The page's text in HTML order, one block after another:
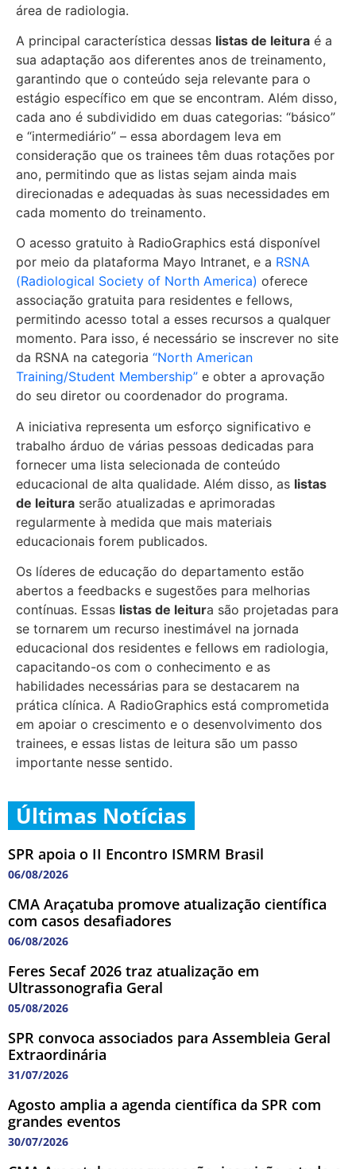
área de radiologia.
A principal característica dessas listas de leitura é a
sua adaptação aos diferentes anos de treinamento,
garantindo que o conteúdo seja relevante para o
estágio específico em que se encontram. Além disso,
cada ano é subdividido em duas categorias: “básico”
e “intermediário” – essa abordagem leva em
consideração que os trainees têm duas rotações por
ano, permitindo que as listas sejam ainda mais
direcionadas e adequadas às suas necessidades em
cada momento do treinamento.
O acesso gratuito à RadioGraphics está disponível
por meio da plataforma Mayo Intranet, e a RSNA
(Radiological Society of North America) oferece
associação gratuita para residentes e fellows,
permitindo acesso total a esses recursos a qualquer
momento. Para isso, é necessário se inscrever no site
da RSNA na categoria “North American
Training/Student Membership” e obter a aprovação
do seu diretor ou coordenador do programa.
A iniciativa representa um esforço significativo e
trabalho árduo de várias pessoas dedicadas para
fornecer uma lista selecionada de conteúdo
educacional de alta qualidade. Além disso, as listas
de leitura serão atualizadas e aprimoradas
regularmente à medida que mais materiais
educacionais forem publicados.
Os líderes de educação do departamento estão
abertos a feedbacks e sugestões para melhorias
contínuas. Essas listas de leitura são projetadas para
se tornarem um recurso inestimável na jornada
educacional dos residentes e fellows em radiologia,
capacitando-os com o conhecimento e as
habilidades necessárias para se destacarem na
prática clínica. A RadioGraphics está comprometida
em apoiar o crescimento e o desenvolvimento dos
trainees, e essas listas de leitura são um passo
importante nesse sentido.
Últimas Notícias
SPR apoia o II Encontro ISMRM Brasil
06/08/2026
CMA Araçatuba promove atualização científica
com casos desafiadores
06/08/2026
Feres Secaf 2026 traz atualização em
Ultrassonografia Geral
05/08/2026
SPR convoca associados para Assembleia Geral
Extraordinária
31/07/2026
Agosto amplia a agenda científica da SPR com
grandes eventos
30/07/2026